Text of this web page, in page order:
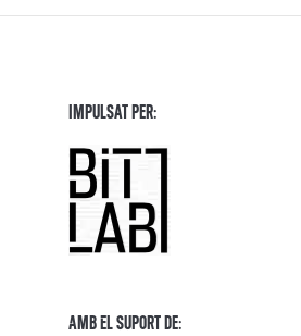
Impulsat per:
Amb El Suport de: